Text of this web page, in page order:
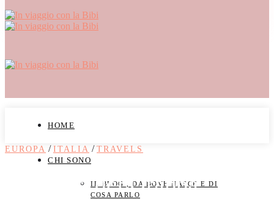
HOME
CHI SONO
IL BLOG , DA DOVE NASCE E DI
COSA PARLO
EUROPA / ITALIA / TRAVELS
Bassano del Grappa